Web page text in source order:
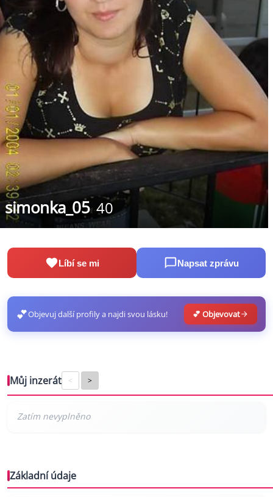
simonka_05 40
Líbí se mi Napsat zprávu
💕Objevuj další profily a najdi svou lásku! 💕 Objevovat
Můj inzerát < >
Základní údaje